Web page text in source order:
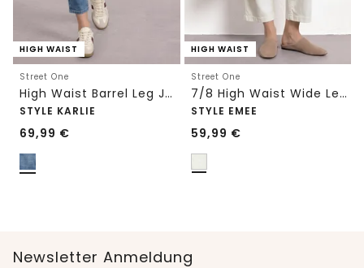
HIGH WAIST
Street One
High Waist Barrel Leg Jeans im Loose Fit
STYLE KARLIE
69,99 €
HIGH WAIST
Street One
7/8 High Waist Wide Leg Jeans im Loose Fit
STYLE EMEE
59,99 €
Newsletter Anmeldung